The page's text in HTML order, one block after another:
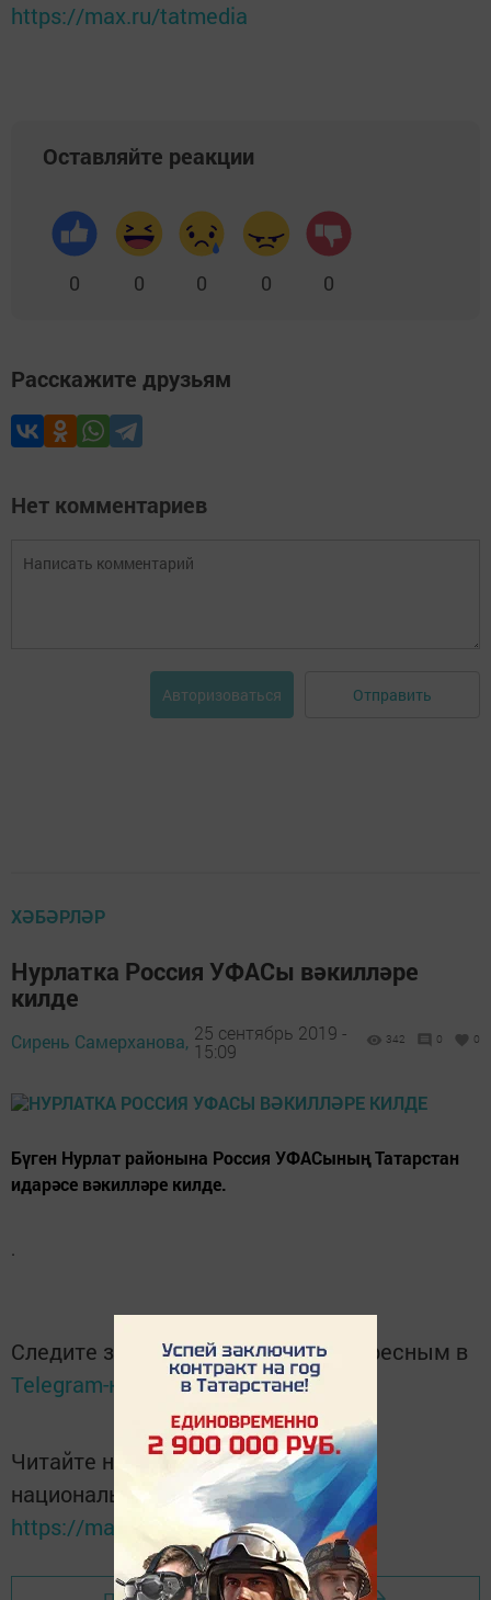
https://max.ru/tatmedia
Оставляйте реакции
0 0 0 0 0
Расскажите друзьям
Нет комментариев
Авторизоваться Отправить
ХӘБӘРЛӘР
Нурлатка Россия УФАСы вәкилләре
килде
Сирень Самерханова, 25 сентябрь 2019 -
15:09
342 0 0
Бүген Нурлат районына Россия УФАСының Татарстан
идарәсе вәкилләре килде.
.
Следите за самым важным и интересным в
Telegram-каналеТатмедиа
Читайте новости Татарстана в
национальном мессенджере MАХ:
https://max.ru/tatmedia